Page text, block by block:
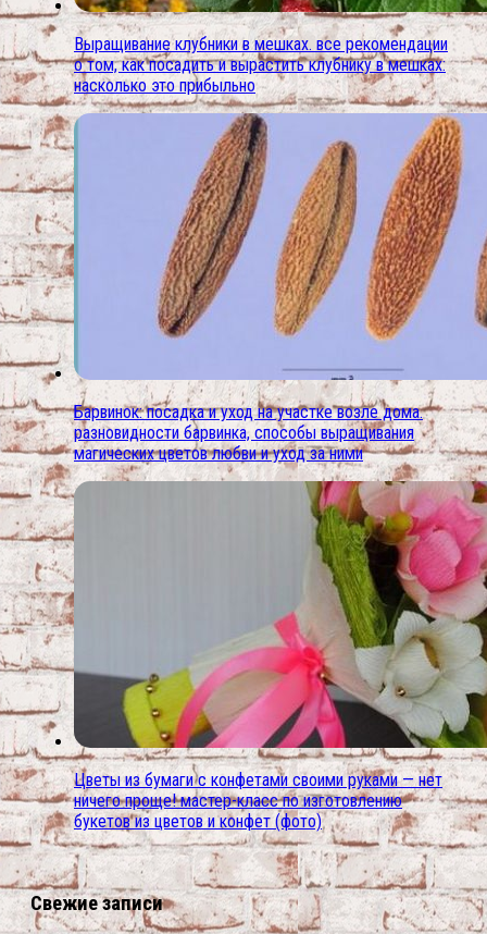
Выращивание клубники в мешках. все рекомендации
о том, как посадить и вырастить клубнику в мешках:
насколько это прибыльно
Барвинок: посадка и уход на участке возле дома.
разновидности барвинка, способы выращивания
магических цветов любви и уход за ними
Цветы из бумаги с конфетами своими руками — нет
ничего проще! мастер-класс по изготовлению
букетов из цветов и конфет (фото)
Свежие записи